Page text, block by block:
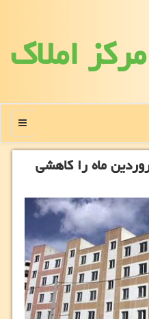
مركز املاك
منو
ماه را كاهشی